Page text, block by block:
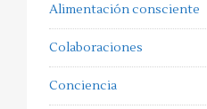
Alimentación consciente
Colaboraciones
Conciencia